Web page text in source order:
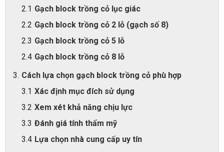
Gạch block trồng cỏ lục giác
Gạch block trồng cỏ 2 lỗ (gạch số 8)
Gạch block trồng cỏ 5 lỗ
Gạch block trồng cỏ 8 lỗ
Cách lựa chọn gạch block trồng cỏ phù hợp
Xác định mục đích sử dụng
Xem xét khả năng chịu lực
Đánh giá tính thẩm mỹ
Lựa chọn nhà cung cấp uy tín